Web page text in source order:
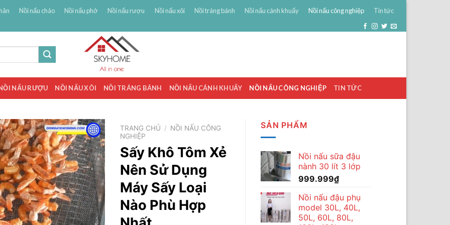
Nồi nấu cháo Nồi nấu phở Nồi nấu rượu Nồi nấu xôi Nồi tráng bánh Nồi nấu cánh khuấy Nồi nấu công nghiệp Tin tức
NẤU RƯỢU NỒI NẤU XÔI NỒI TRÁNG BÁNH NỒI NẤU CÁNH KHUẤY NỒI NẤU CÔNG NGHIỆP TIN TỨC
TRANG CHỦ / NỒI NẤU CÔNG
NGHIỆP
Sấy Khô Tôm Xẻ
Nên Sử Dụng
Máy Sấy Loại
Nào Phù Hợp
SẢN PHẨM
Nồi nấu sữa đậu
nành 30 lít 3 lớp
999.999₫
Nồi nấu đậu phụ
model 30L, 40L,
50L, 60L, 80L,